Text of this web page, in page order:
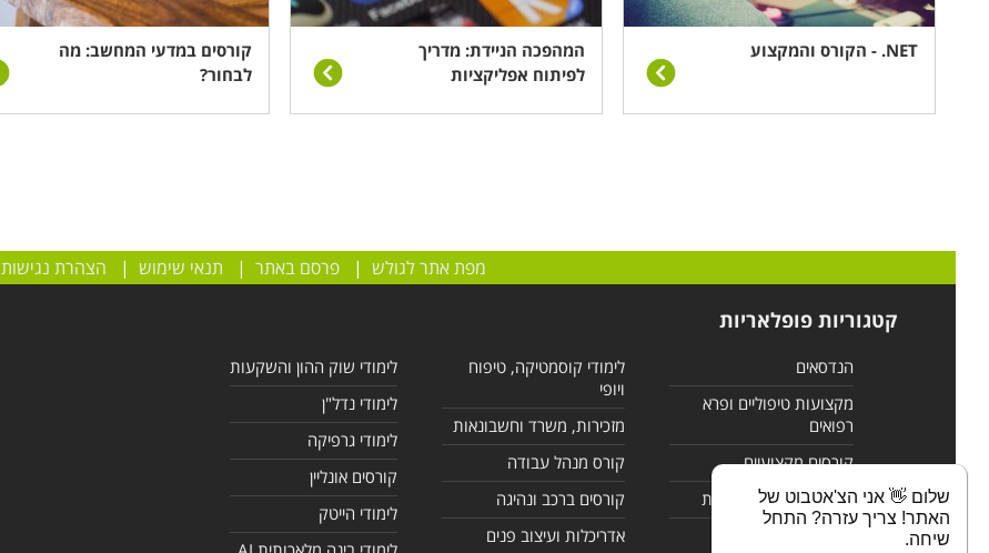
NET. - הקורס והמקצוע
המהפכה הניידת: מדריך
לפיתוח אפליקציות
קורסים במדעי המחשב: מה
לבחור?
מפת אתר לגולש |פרסם באתר | תנאי שימוש | הצהרת נגישות
קטגוריות פופלאריות
הנדסאים
מקצועות טיפוליים ופרא
רפואים
קורסים מקצועיים
לימודי מחשבים ורשתות
לימודי קוסמטיקה, טיפוח
ויופי
מזכירות, משרד וחשבונאות
קורס מנהל עבודה
קורסים ברכב ונהיגה
אדריכלות ועיצוב פנים
לימודי שוק ההון והשקעות
לימודי נדל"ן
לימודי גרפיקה
קורסים אונליין
לימודי הייטק
שלום 👋 אני הצ'אטבוט של
האתר! צריך עזרה? התחל
שיחה.